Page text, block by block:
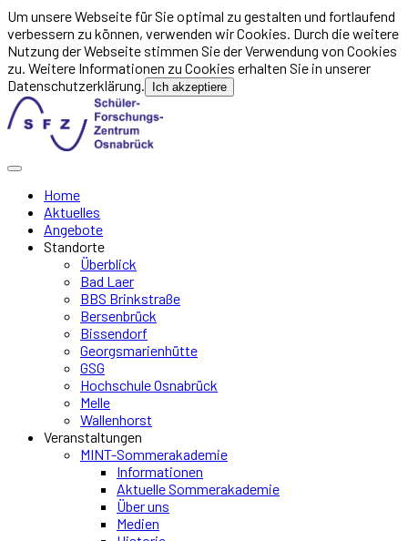
Um unsere Webseite für Sie optimal zu gestalten und fortlaufend
verbessern zu können, verwenden wir Cookies. Durch die weitere
Nutzung der Webseite stimmen Sie der Verwendung von Cookies
zu. Weitere Informationen zu Cookies erhalten Sie in unserer
Datenschutzerklärung.
Ich akzeptiere
Home
Aktuelles
Angebote
Standorte
Überblick
Bad Laer
BBS Brinkstraße
Bersenbrück
Bissendorf
Georgsmarienhütte
GSG
Hochschule Osnabrück
Melle
Wallenhorst
Veranstaltungen
MINT-Sommerakademie
Informationen
Aktuelle Sommerakademie
Über uns
Medien